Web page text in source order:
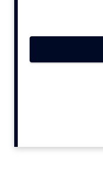
Contentmarketing